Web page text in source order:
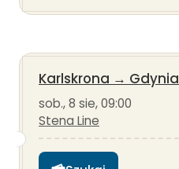
Karlskrona → Gdynia
sob., 8 sie, 09:00
Stena Line